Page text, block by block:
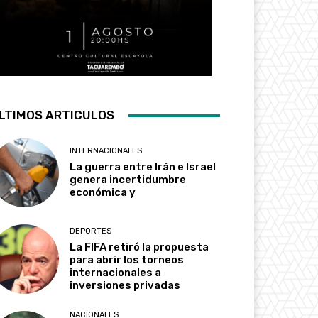
ARTICULOS
INTERNACIONALES
La guerra entre Irán e Israel
genera incertidumbre
económica y
DEPORTES
La FIFA retiró la propuesta
para abrir los torneos
internacionales a
inversiones privadas
NACIONALES